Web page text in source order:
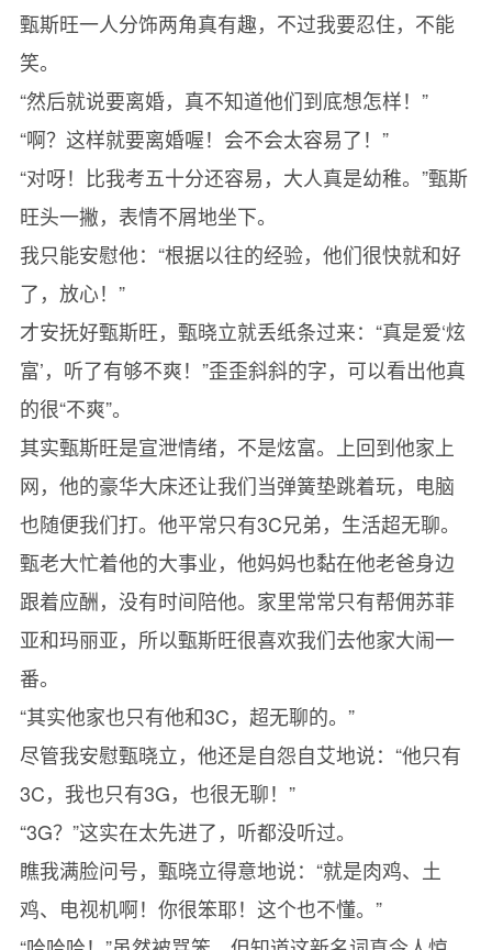
甄斯旺一人分饰两角真有趣，不过我要忍住，不能
笑。
“然后就说要离婚，真不知道他们到底想怎样！”
“啊？这样就要离婚喔！会不会太容易了！”
“对呀！比我考五十分还容易，大人真是幼稚。”甄斯
旺头一撇，表情不屑地坐下。
我只能安慰他：“根据以往的经验，他们很快就和好
了，放心！”
才安抚好甄斯旺，甄晓立就丢纸条过来：“真是爱‘炫
富’，听了有够不爽！”歪歪斜斜的字，可以看出他真
的很“不爽”。
其实甄斯旺是宣泄情绪，不是炫富。上回到他家上
网，他的豪华大床还让我们当弹簧垫跳着玩，电脑
也随便我们打。他平常只有3C兄弟，生活超无聊。
甄老大忙着他的大事业，他妈妈也黏在他老爸身边
跟着应酬，没有时间陪他。家里常常只有帮佣苏菲
亚和玛丽亚，所以甄斯旺很喜欢我们去他家大闹一
番。
“其实他家也只有他和3C，超无聊的。”
尽管我安慰甄晓立，他还是自怨自艾地说：“他只有
3C，我也只有3G，也很无聊！”
“3G？”这实在太先进了，听都没听过。
瞧我满脸问号，甄晓立得意地说：“就是肉鸡、土
鸡、电视机啊！你很笨耶！这个也不懂。”